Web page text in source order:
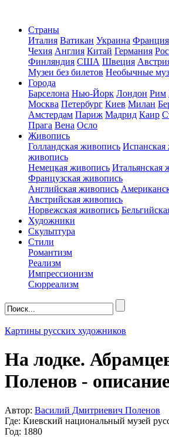
Страны
Италия Ватикан Украина Франция
Чехия Англия Китай Германия
Финляндия США Швеция
Музеи без билетов Необычные
Города
Барселона Нью-Йорк Лондон Рим
Москва Петербург Киев Милан
Амстердам Париж Мадрид Каир
Прага Вена Осло
Живопись
Голландская живопись Испанская
живопись
Немецкая живопись Итальянская
Французская живопись
Английская живопись
Австрийская живопись
Норвежская живопись
Художники
Скульптура
Стили
Романтизм
Реализм
Импрессионизм
Сюрреализм
Картины русских художников
На лодке.
Поленов -
Автор: Василий Дмитриевич Поленов
Где: Киевский национальный музей
Год: 1880